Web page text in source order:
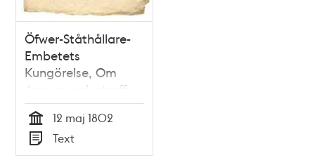
Öfwer-Ståthållare-
Embetets
Kungörelse, Om
Answar och straff
för åwerkan på den
å Norrtulls-gatan
här i Staden
planterade Allé.
Tid
12 maj 1802
Typ
Text